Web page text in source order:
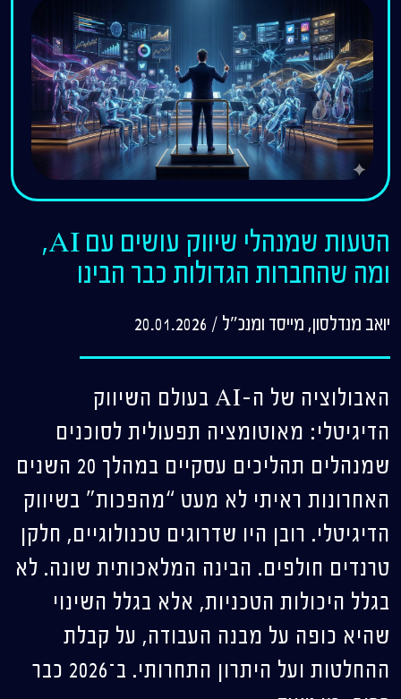
הטעות שמנהלי שיווק עושים עם AI,
ומה שהחברות הגדולות כבר הבינו
יואב מנדלסון, מייסד ומנכ"ל /
20.01.2026
האבולוציה של ה-AI בעולם השיווק
הדיגיטלי: מאוטומציה תפעולית לסוכנים
שמנהלים תהליכים עסקיים במהלך 20 השנים
האחרונות ראיתי לא מעט “מהפכות” בשיווק
הדיגיטלי. רובן היו שדרוגים טכנולוגיים, חלקן
טרנדים חולפים. הבינה המלאכותית שונה. לא
בגלל היכולות הטכניות, אלא בגלל השינוי
שהיא כופה על מבנה העבודה, על קבלת
ההחלטות ועל היתרון התחרותי. ב־2026 כבר